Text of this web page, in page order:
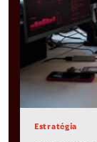
Estratégia